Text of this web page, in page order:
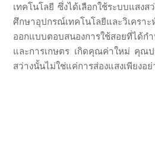
เทคโนโลยี ซึ่งได้เลือกใช้ระบบแสง
ศึกษาอุปกรณ์เทคโนโลยีและวิเครา
ออกแบบตอบสนองการใช้สอยที่ได้ก
และการเกษตร เกิดคุณค่าใหม่ คุณ
สว่างนั้นไม่ใช่แค่การส่องแสงเพียงอย่